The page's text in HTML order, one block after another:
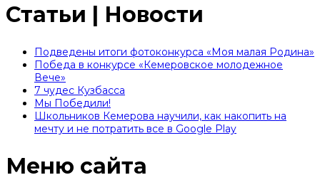
Статьи | Новости
Подведены итоги фотоконкурса «Моя малая Родина»
Победа в конкурсе «Кемеровское молодежное
Вече»
7 чудес Кузбасса
Мы Победили!
Школьников Кемерова научили, как накопить на
мечту и не потратить все в Google Play
Меню сайта